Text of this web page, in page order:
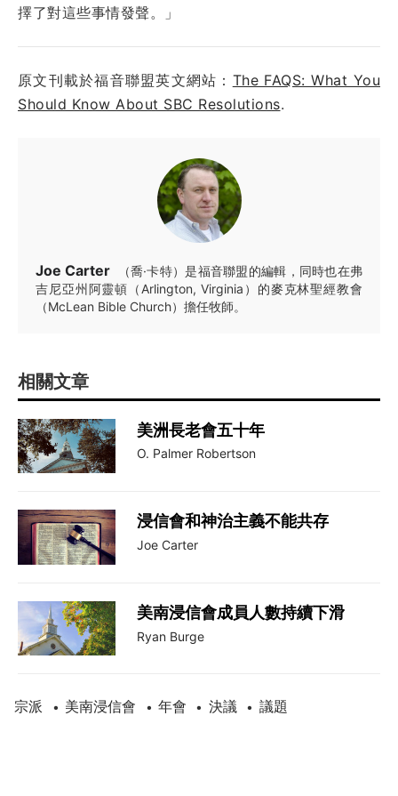
擇了對這些事情發聲。」
原文刊載於福音聯盟英文網站： The FAQS: What You
Should Know About SBC Resolutions.
Joe Carter
（喬·卡特）是福音聯盟的編輯，同時也在弗
吉尼亞州阿靈頓（Arlington, Virginia）的麥克林聖經教會
（McLean Bible Church）擔任牧師。
相關文章
美洲長老會五十年
O. Palmer Robertson
浸信會和神治主義不能共存
Joe Carter
美南浸信會成員人數持續下滑
Ryan Burge
宗派 • 美南浸信會 • 年會 • 決議 • 議題